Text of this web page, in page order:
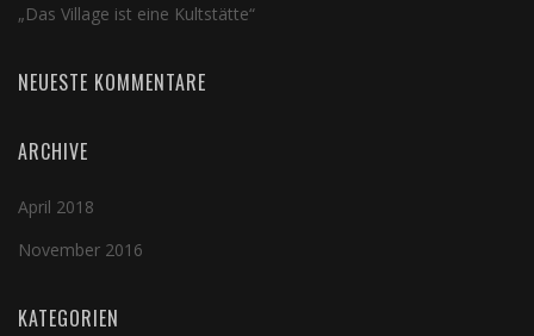
„Das Village ist eine Kultstätte“
NEUESTE KOMMENTARE
ARCHIVE
April 2018
November 2016
KATEGORIEN